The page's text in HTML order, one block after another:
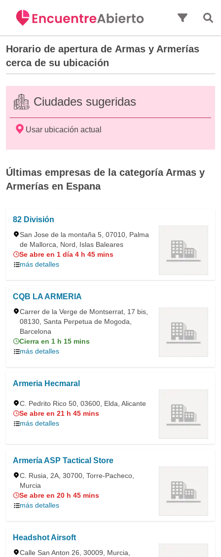
Horario de apertura de Armas y Armerías
cerca de su ubicación
Ciudades sugeridas
Usar ubicación actual
Últimas empresas de la categoría Armas y
Armerías en Espana
82 División
San Jose de la montaña 5, 07010, Palma
de Mallorca, Nord, Islas Baleares
Se abre en 1 día 4 h 45 mins
más detalles
CQB LA ARMERIA
Carrer de la Verge de Montserrat, 17 bis,
08130, Santa Perpetua de Mogoda,
Barcelona
Cierra en 1 h 15 mins
más detalles
Armeria Hecmaral
C. Pedrito Rico 50, 03600, Elda, Alicante
Se abre en 21 h 45 mins
más detalles
Armería ASP Tactical Store
C. Rusia, 2A, 30700, Torre-Pacheco,
Murcia
Se abre en 20 h 45 mins
más detalles
Headshot Airsoft
Calle San Anton 26, 30009, Murcia,